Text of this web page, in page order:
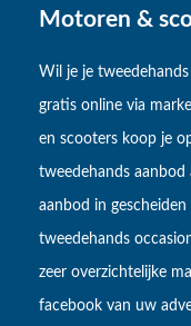
Motoren &
Wil je je
gratis online via
en scooters koop je
tweedehands aanbod
aanbod in
tweedehands
zeer overzichtelijke
facebook van uw